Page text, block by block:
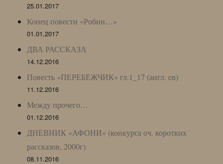
25.01.2017
Конец повести «Робин…»
01.01.2017
ДВА РАССКАЗА
14.12.2016
Повесть «ПЕРЕБЕЖЧИК» гл.1_17 (англ. en)
11.12.2016
Между прочего…
01.12.2016
ДНЕВНИК «АФОНИ» (конкурса оч. коротких
рассказов, 2000г)
08.11.2016